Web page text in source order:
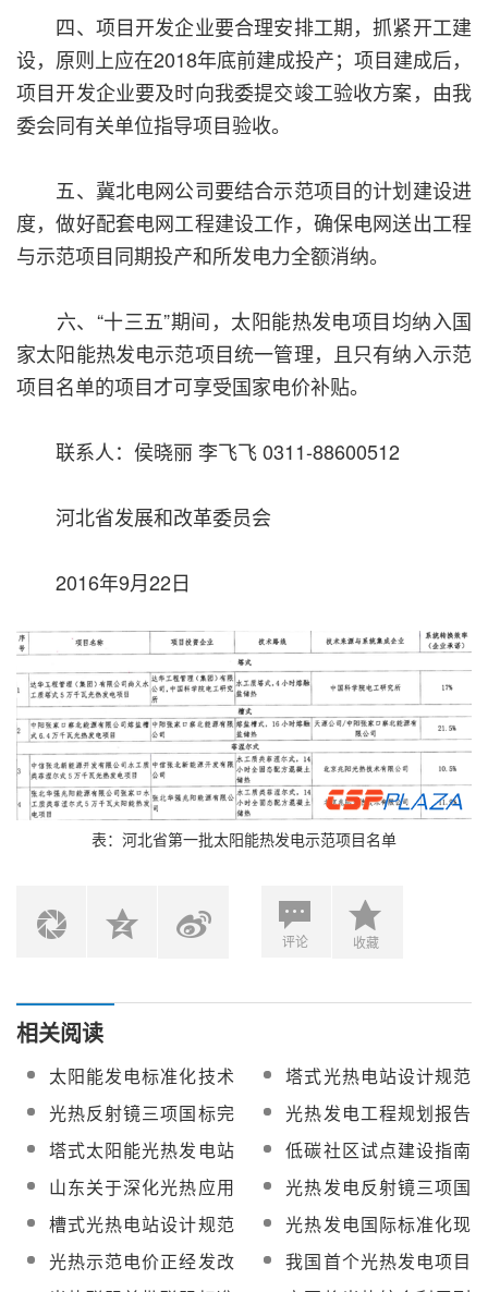
四、项目开发企业要合理安排工期，抓紧开工建
设，原则上应在2018年底前建成投产；项目建成后，
项目开发企业要及时向我委提交竣工验收方案，由我
委会同有关单位指导项目验收。
五、冀北电网公司要结合示范项目的计划建设进
度，做好配套电网工程建设工作，确保电网送出工程
与示范项目同期投产和所发电力全额消纳。
六、“十三五”期间，太阳能热发电项目均纳入国
家太阳能热发电示范项目统一管理，且只有纳入示范
项目名单的项目才可享受国家电价补贴。
联系人：侯晓丽 李飞飞 0311-88600512
河北省发展和改革委员会
2016年9月22日
表：河北省第一批太阳能热发电示范项目名单
评论 收藏
相关阅读
太阳能发电标准化技术
委员会拟筹建 涉光热发
电
塔式光热电站设计规范
大纲开始编制
光热反射镜三项国标完
成送审稿审议
光热发电工程规划报告
编制规程将制定
塔式太阳能光热发电站
设计规范将开编
低碳社区试点建设指南
将印发 光热利用迎利好
山东关于深化光热应用
转型发展的指导意见
光热发电反射镜三项国
家标准征求意见稿发布
槽式光热电站设计规范
编制稳步推进
光热发电国际标准化现
状概述
光热示范电价正经发改
委价格司等部门进一步
我国首个光热发电项目
上网电价获批为1.2